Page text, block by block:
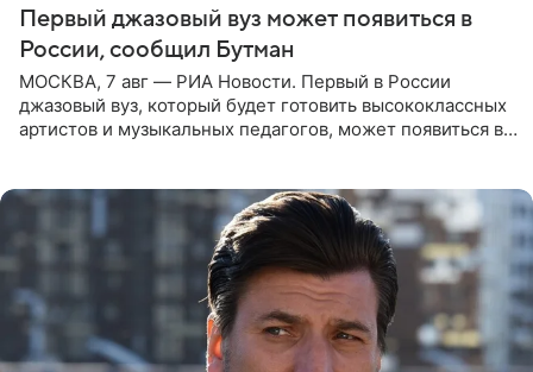
Первый джазовый вуз может появиться в
России, сообщил Бутман
МОСКВА, 7 авг — РИА Новости. Первый в России
джазовый вуз, который будет готовить высококлассных
артистов и музыкальных педагогов, может появиться в